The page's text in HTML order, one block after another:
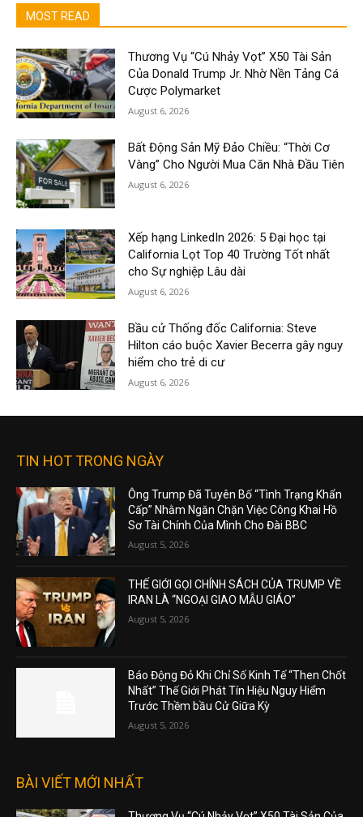
MOST READ
Thương Vụ “Cú Nhảy Vọt” X50 Tài Sản
Của Donald Trump Jr. Nhờ Nền Tảng Cá
Cược Polymarket
August 6, 2026
Bất Động Sản Mỹ Đảo Chiều: “Thời Cơ
Vàng” Cho Người Mua Căn Nhà Đầu Tiên
August 6, 2026
Xếp hạng LinkedIn 2026: 5 Đại học tại
California Lọt Top 40 Trường Tốt nhất
cho Sự nghiệp Lâu dài
August 6, 2026
Bầu cử Thống đốc California: Steve
Hilton cáo buộc Xavier Becerra gây nguy
hiểm cho trẻ di cư
August 6, 2026
TIN HOT TRONG NGÀY
Ông Trump Đã Tuyên Bố “Tình Trạng Khẩn
Cấp” Nhằm Ngăn Chặn Việc Công Khai Hồ
Sơ Tài Chính Của Mình Cho Đài BBC
August 5, 2026
THẾ GIỚI GỌI CHÍNH SÁCH CỦA TRUMP VỀ
IRAN LÀ “NGOẠI GIAO MẪU GIÁO”
August 5, 2026
Báo Động Đỏ Khi Chỉ Số Kinh Tế “Then Chốt
Nhất” Thế Giới Phát Tín Hiệu Nguy Hiểm
Trước Thềm bầu Cử Giữa Kỳ
August 5, 2026
BÀI VIẾT MỚI NHẤT